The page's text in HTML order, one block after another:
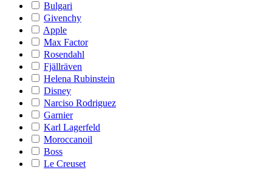
Bulgari
Givenchy
Apple
Max Factor
Rosendahl
Fjällräven
Helena Rubinstein
Disney
Narciso Rodriguez
Garnier
Karl Lagerfeld
Moroccanoil
Boss
Le Creuset